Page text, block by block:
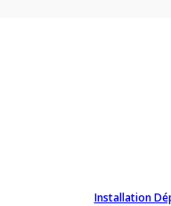
Installation